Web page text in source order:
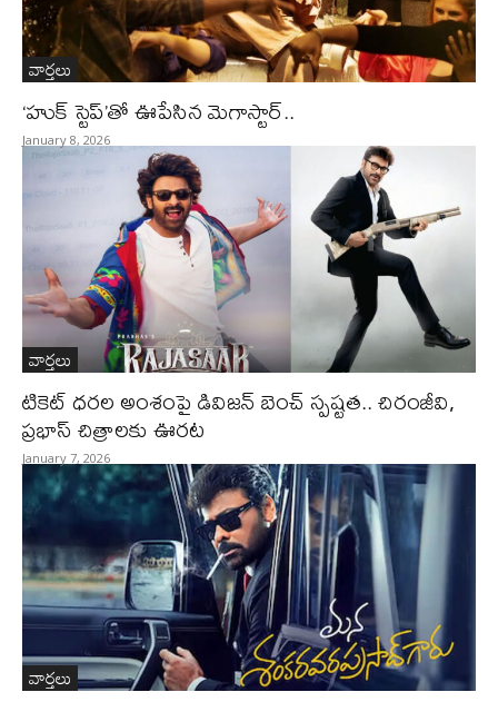
వార్తలు
‘హుక్ స్టెప్’తో ఊపేసిన మెగాస్టార్..
January 8, 2026
వార్తలు
టికెట్ ధరల అంశంపై డివిజన్ బెంచ్ స్పష్టత.. చిరంజీవి,
ప్రభాస్ చిత్రాలకు ఊరట
January 7, 2026
వార్తలు